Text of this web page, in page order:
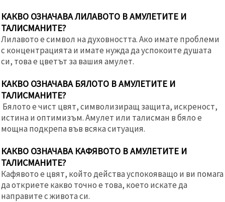
КАКВО ОЗНАЧАВА ЛИЛАВОТО В АМУЛЕТИТЕ И
ТАЛИСМАНИТЕ?
Лилавото е символ на духовността. Ако имате проблеми
с концентрацията и имате нужда да успокоите душата
си, това е цветът за вашия амулет.
КАКВО ОЗНАЧАВА БЯЛОТО В АМУЛЕТИТЕ И
ТАЛИСМАНИТЕ?
Бялото е чист цвят, символизиращ защита, искреност,
истина и оптимизъм. Амулет или талисман в бяло е
мощна подкрепа във всяка ситуация.
КАКВО ОЗНАЧАВА КАФЯВОТО В АМУЛЕТИТЕ И
ТАЛИСМАНИТЕ?
Кафявото е цвят, който действа успокояващо и ви помага
да откриете какво точно е това, което искате да
направите с живота си.